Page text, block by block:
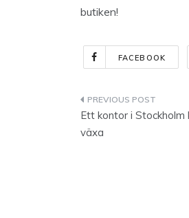
butiken!
FACEBOOK
Ett kontor i
växa